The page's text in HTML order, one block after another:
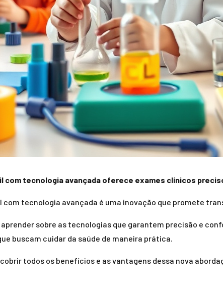
com tecnologia avançada oferece exames clínicos
tecnologia avançada é uma inovação que promete
sobre as tecnologias que garantem precisão e
buscam cuidar da saúde de maneira prática.
todos os benefícios e as vantagens dessa nova